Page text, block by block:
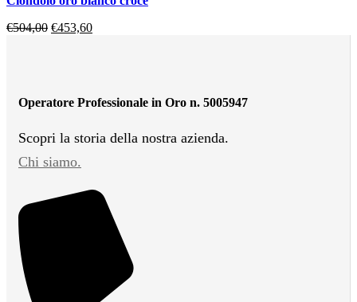
€504,00 €453,60
Operatore Professionale in Oro n. 5005947
Scopri la storia della nostra azienda.
Chi siamo.